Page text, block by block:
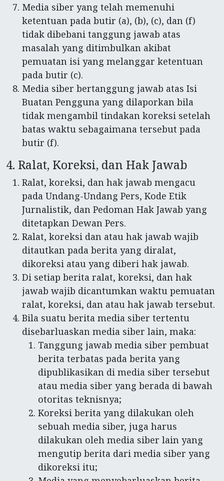
Media siber yang telah memenuhi
ketentuan pada butir (a), (b), (c), dan (f)
tidak dibebani tanggung jawab atas
masalah yang ditimbulkan akibat
pemuatan isi yang melanggar ketentuan
pada butir (c).
Media siber bertanggung jawab atas Isi
Buatan Pengguna yang dilaporkan bila
tidak mengambil tindakan koreksi setelah
batas waktu sebagaimana tersebut pada
butir (f).
4. Ralat, Koreksi, dan Hak Jawab
Ralat, koreksi, dan hak jawab mengacu
pada Undang-Undang Pers, Kode Etik
Jurnalistik, dan Pedoman Hak Jawab yang
ditetapkan Dewan Pers.
Ralat, koreksi dan atau hak jawab wajib
ditautkan pada berita yang diralat,
dikoreksi atau yang diberi hak jawab.
Di setiap berita ralat, koreksi, dan hak
jawab wajib dicantumkan waktu pemuatan
ralat, koreksi, dan atau hak jawab tersebut.
Bila suatu berita media siber tertentu
disebarluaskan media siber lain, maka:
Tanggung jawab media siber pembuat
berita terbatas pada berita yang
dipublikasikan di media siber tersebut
atau media siber yang berada di bawah
otoritas teknisnya;
Koreksi berita yang dilakukan oleh
sebuah media siber, juga harus
dilakukan oleh media siber lain yang
mengutip berita dari media siber yang
dikoreksi itu;